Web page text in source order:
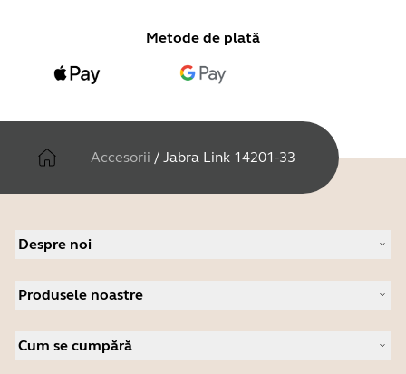
Metode de plată
Accesorii / Jabra Link 14201-33
Despre noi
Cariere
Știri și comunicate de presă
Citiți blogul nostru
Produsele noastre
Boxe cu microfon
Cum se cumpără